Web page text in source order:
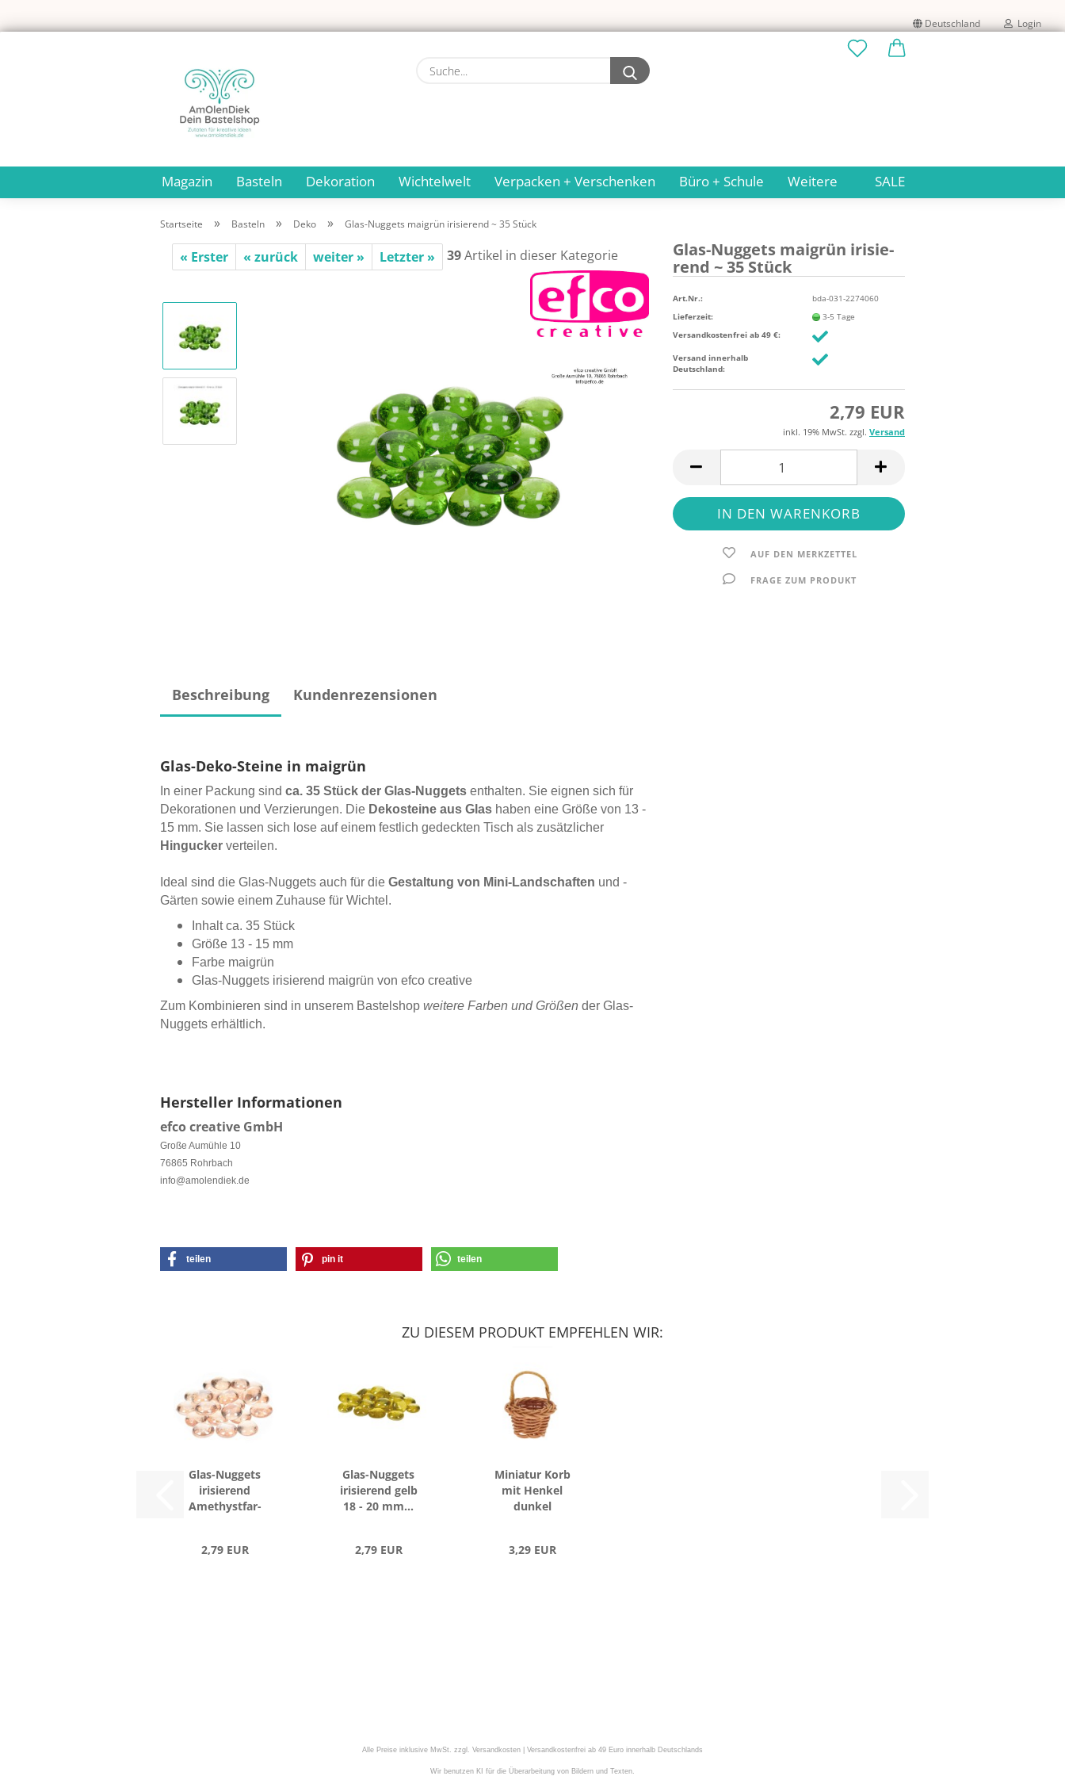
Deutschland Login
Konto erstellen
Passwort vergessen?
Suche...
Magazin Basteln Dekoration Wichtelwelt Verpacken + Verschenken Büro + Schule SALE
Weitere
Startseite » Basteln » Deko » Glas-Nuggets maigrün irisierend ~ 35 Stück
« Erster « zurück weiter » Letzter » 39Artikel in dieser Kategorie
Glas-​Nuggets mai­grün iri­sie­
rend ~ 35 Stück
Art.Nr.:
bda-031-2274060
Lieferzeit:
3-5 Tage
Versandkostenfrei ab 49 €:
Versand innerhalb
Deutschland:
2,79 EUR
inkl. 19% MwSt. zzgl. Versand
AUF DEN MERKZETTEL
FRAGE ZUM PRODUKT
Beschreibung Kundenrezensionen
Glas-Deko-Steine in maigrün
In einer Packung sind ca. 35 Stück der Glas-Nuggets enthalten. Sie eignen sich für
Dekorationen und Verzierungen. Die Dekosteine aus Glas haben eine Größe von 13 -
15 mm. Sie lassen sich lose auf einem festlich gedeckten Tisch als zusätzlicher
Hingucker verteilen.
Ideal sind die Glas-Nuggets auch für die Gestaltung von Mini-Landschaften und -
Gärten sowie einem Zuhause für Wichtel.
Inhalt ca. 35 Stück
Größe 13 - 15 mm
Farbe maigrün
Glas-Nuggets irisierend maigrün von efco creative
Zum Kombinieren sind in unserem Bastelshop weitere Farben und Größen der Glas-
Nuggets erhältlich.
Hersteller Informationen
efco creative GmbH
Große Aumühle 10
76865 Rohrbach
info@amolendiek.de
teilen pin it teilen
ZU DIESEM PRODUKT EMPFEHLEN WIR:
Glas-​Nug­gets
iri­sie­rend
Ame­thyst­far­
2,79 EUR
Glas-​Nug­gets
iri­sie­rend gelb
18 - 20 mm...
2,79 EUR
Mi­nia­tur Korb
mit Hen­kel
dun­kel
3,29 EUR
Alle Preise inklusive MwSt. zzgl. Versandkosten | Versandkostenfrei ab 49 Euro innerhalb Deutschlands
Wir benutzen KI für die Überarbeitung von Bildern und Texten.